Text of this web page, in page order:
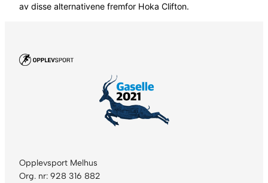
av disse alternativene fremfor Hoka Clifton.
Opplevsport Melhus
Org. nr: 928 316 882